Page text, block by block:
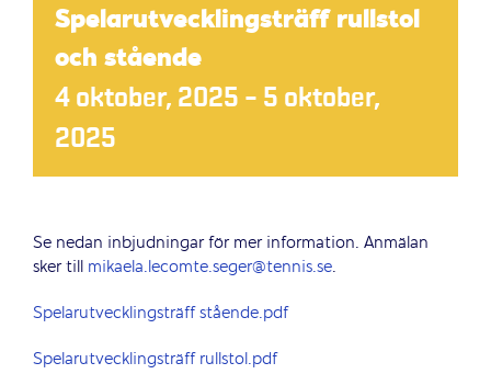
Spelarutvecklingsträff rullstol
och stående
4 oktober, 2025 – 5 oktober,
2025
Se nedan inbjudningar för mer information. Anmälan
sker till mikaela.lecomte.seger@tennis.se.
Spelarutvecklingsträff stående.pdf
Spelarutvecklingsträff rullstol.pdf